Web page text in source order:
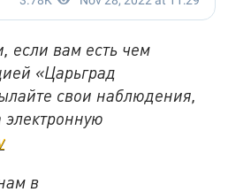
если вам есть чем
«Царьград
свои наблюдения,
в